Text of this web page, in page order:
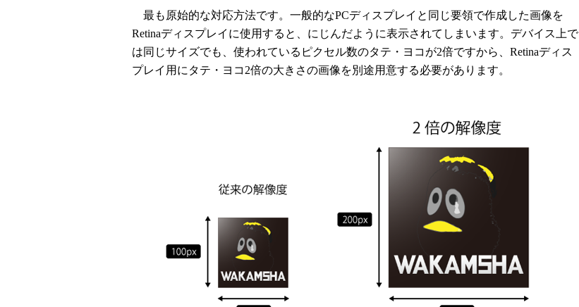
最も原始的な対応方法です。一般的なPCディスプレイと同じ要領で作成した画像を
Retinaディスプレイに使用すると、にじんだように表示されてしまいます。デバイス上で
は同じサイズでも、使われているピクセル数のタテ・ヨコが2倍ですから、Retinaディス
プレイ用にタテ・ヨコ2倍の大きさの画像を別途用意する必要があります。